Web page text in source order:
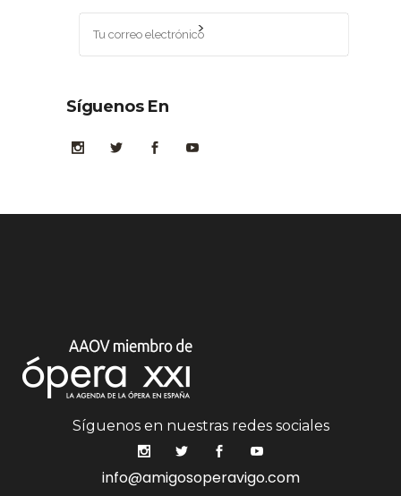
Síguenos En
Síguenos en nuestras redes sociales
info@amigosoperavigo.com